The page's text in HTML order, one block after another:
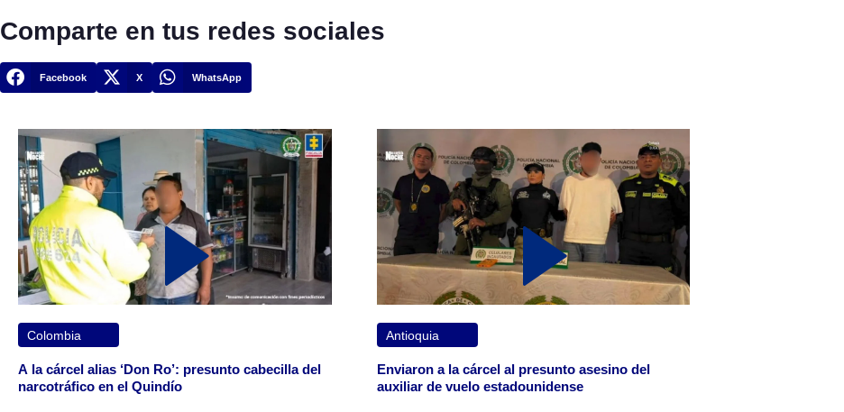
Comparte en tus redes sociales
Facebook X WhatsApp
Colombia
A la cárcel alias ‘Don Ro’: presunto cabecilla del
narcotráfico en el Quindío
Antioquia
Enviaron a la cárcel al presunto asesino del
auxiliar de vuelo estadounidense